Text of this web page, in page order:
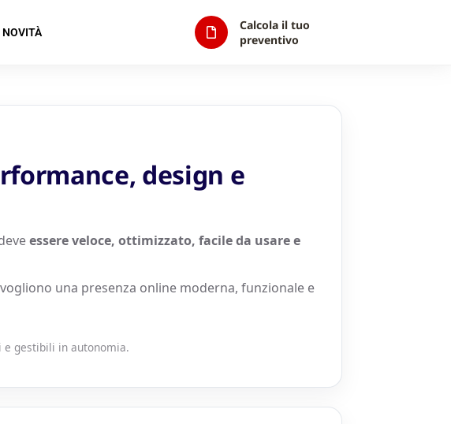
NOVITÀ
Calcola il tuo
preventivo
design e
essere veloce, ottimizzato, facile da usare e
una presenza online moderna, funzionale e
e gestibili in autonomia.